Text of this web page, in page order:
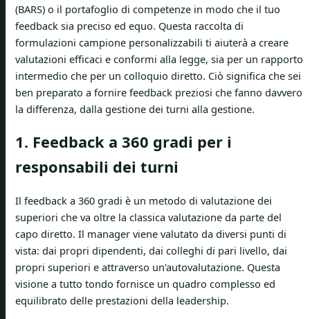
(BARS) o il portafoglio di competenze in modo che il tuo
feedback sia preciso ed equo. Questa raccolta di
formulazioni campione personalizzabili ti aiuterà a creare
valutazioni efficaci e conformi alla legge, sia per un rapporto
intermedio che per un colloquio diretto. Ciò significa che sei
ben preparato a fornire feedback preziosi che fanno davvero
la differenza, dalla gestione dei turni alla gestione.
1. Feedback a 360 gradi per i
responsabili dei turni
Il feedback a 360 gradi è un metodo di valutazione dei
superiori che va oltre la classica valutazione da parte del
capo diretto. Il manager viene valutato da diversi punti di
vista: dai propri dipendenti, dai colleghi di pari livello, dai
propri superiori e attraverso un'autovalutazione. Questa
visione a tutto tondo fornisce un quadro complesso ed
equilibrato delle prestazioni della leadership.